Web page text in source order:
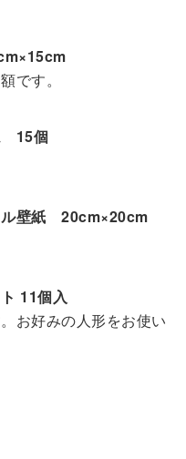
です。
15個
ル壁紙 20cm×20cm
11個入
お好みの人形をお使い